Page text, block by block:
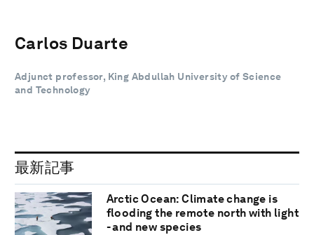
Carlos Duarte
Adjunct professor, King Abdullah University of Science
and Technology
最新記事
Arctic Ocean: Climate change is
flooding the remote north with light
- and new species